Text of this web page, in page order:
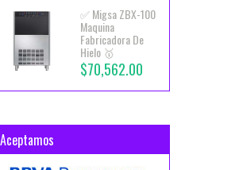
✅ Migsa ZBX-100
Maquina
Fabricadora De
Hielo 🥇
$70,562.00
Aceptamos